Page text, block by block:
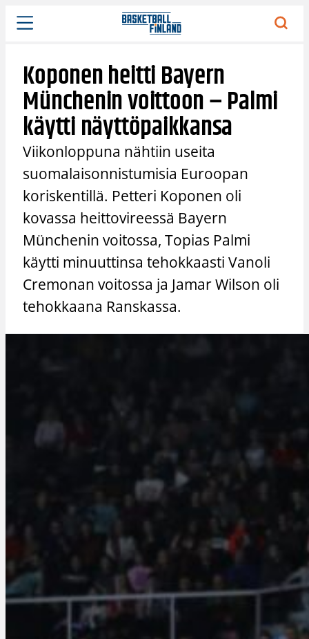
Siirry
sisältöön
Koponen heitti Bayern
Münchenin voittoon – Palmi
käytti näyttöpaikkansa
Viikonloppuna nähtiin useita
suomalaisonnistumisia Euroopan
koriskentillä. Petteri Koponen oli
kovassa heittovireessä Bayern
Münchenin voitossa, Topias Palmi
käytti minuuttinsa tehokkaasti Vanoli
Cremonan voitossa ja Jamar Wilson oli
tehokkaana Ranskassa.